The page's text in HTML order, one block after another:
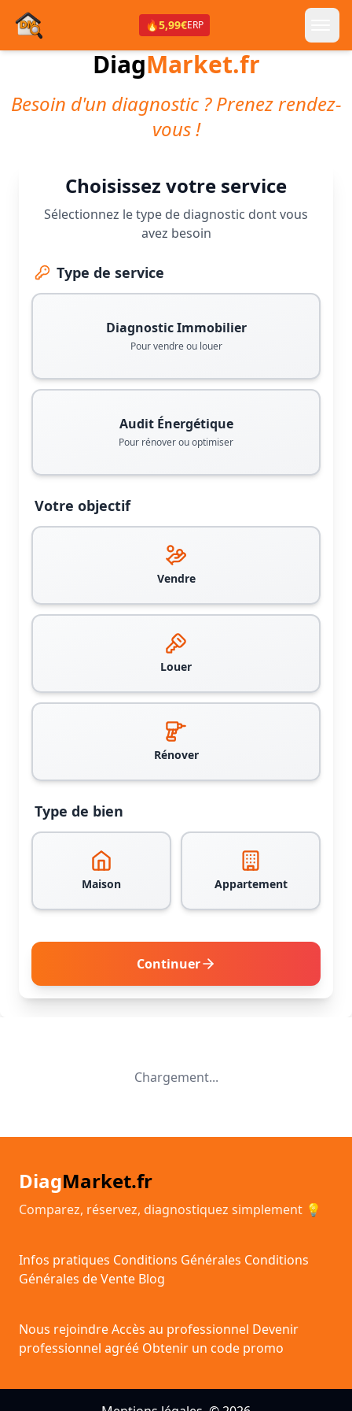
🔥5,99€ERP
DiagMarket.fr
Besoin d'un diagnostic ? Prenez rendez-
vous !
Choisissez votre service
Sélectionnez le type de diagnostic dont vous
avez besoin
Type de service
Diagnostic Immobilier
Pour vendre ou louer
Audit Énergétique
Pour rénover ou optimiser
Votre objectif
Vendre
Louer
Rénover
Type de bien
Maison Appartement
Continuer
Chargement...
DiagMarket.fr
Comparez, réservez, diagnostiquez simplement 💡
Infos pratiques Conditions Générales Conditions
Générales de Vente Blog
Nous rejoindreAccès au professionnel Devenir
professionnel agréé Obtenir un code promo